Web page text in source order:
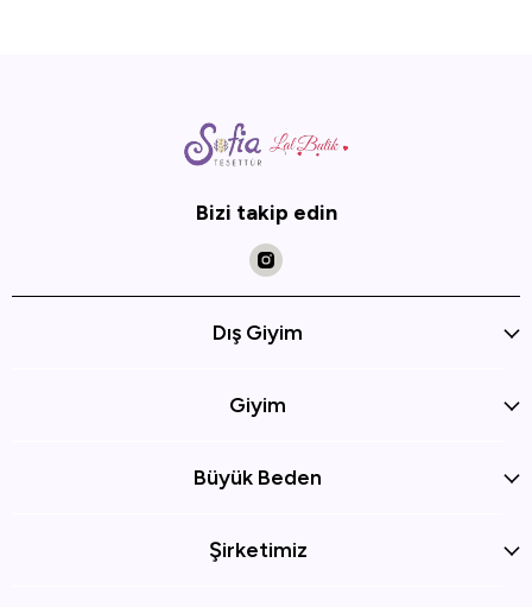
Bizi takip edin
Dış Giyim
Giyim
Büyük Beden
Şirketimiz